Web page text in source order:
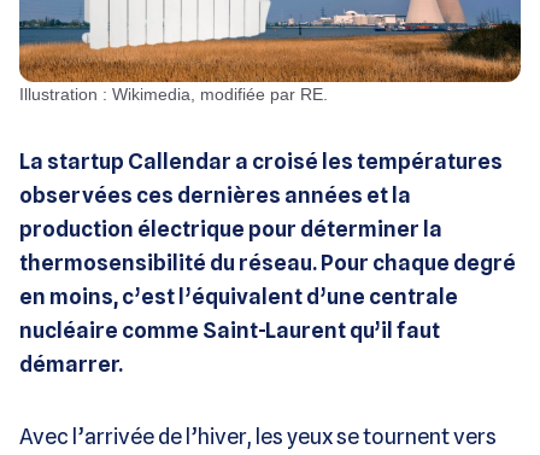
Illustration : Wikimedia, modifiée par RE.
La startup Callendar a croisé les températures
observées ces dernières années et la
production électrique pour déterminer la
thermosensibilité du réseau. Pour chaque degré
en moins, c’est l’équivalent d’une centrale
nucléaire comme Saint-Laurent qu’il faut
démarrer.
Avec l’arrivée de l’hiver, les yeux se tournent vers